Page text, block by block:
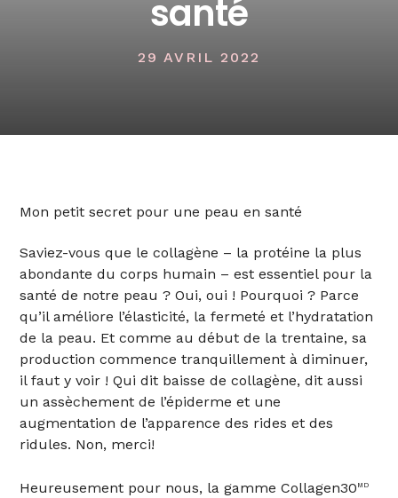
santé
29 AVRIL 2022
Mon petit secret pour une peau en santé
Saviez-vous que le collagène – la protéine la plus
abondante du corps humain – est essentiel pour la
santé de notre peau ? Oui, oui ! Pourquoi ? Parce
qu’il améliore l’élasticité, la fermeté et l’hydratation
de la peau. Et comme au début de la trentaine, sa
production commence tranquillement à diminuer,
il faut y voir ! Qui dit baisse de collagène, dit aussi
un assèchement de l’épiderme et une
augmentation de l’apparence des rides et des
ridules. Non, merci!
Heureusement pour nous, la gamme Collagen30 MD